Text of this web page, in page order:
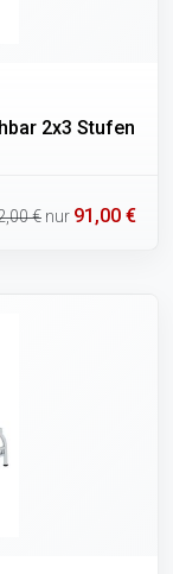
2x3 Stufen
€ nur 91,00 €